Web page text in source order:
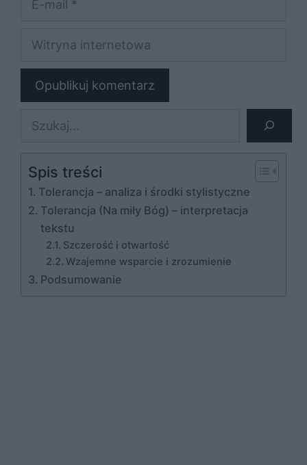
Witryna
Szukaj
Spis treści
Tolerancja – analiza i środki stylistyczne
Tolerancja (Na miły Bóg) – interpretacja
tekstu
Szczerość i otwartość
Wzajemne wsparcie i zrozumienie
Podsumowanie